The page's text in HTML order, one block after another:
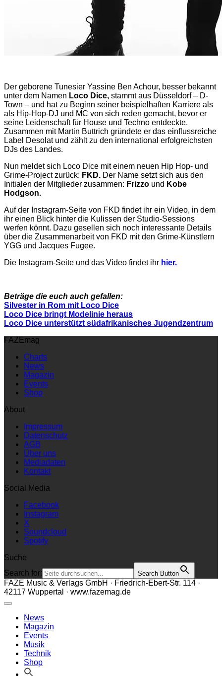
Der geborene Tunesier Yassine Ben Achour, besser bekannt
unter dem Namen Loco Dice, stammt aus Düsseldorf – D-
Town – und hat zu Beginn seiner beispielhaften Karriere als
als Hip-Hop-DJ und MC von sich reden gemacht, bevor er
seine Leidenschaft für House und Techno entdeckte.
Zusammen mit Martin Buttrich gründete er das einflussreiche
Label Desolat und zählt zu den international erfolgreichsten
DJs des Landes.
Nun meldet sich Loco Dice mit einem neuen Hip Hop- und
Grime-Project zurück: FKD. Der Name setzt sich aus den
Initialen der Mitglieder zusammen: Frizzo und Kobe
Hodgson.
Auf der Instagram-Seite von FKD findet ihr ein Video, in dem
ihr einen Blick hinter die Kulissen der Studio-Sessions
werfen könnt. Dazu gesellen sich noch interessante Details
über die Zusammenarbeit von FKD mit den Grime-Künstlern
YGG und Jacques Fugee.
Die Instagram-Seite und das Video findet ihr hier.
Beträge die euch auch gefallen:
Silvester in Rom mit Loco Dice
Loco Dice bringt Modelinie heraus
Loco Dice unterstützt südafrikanisches Jugendzentrum
FAZEmag
Charts
News
Magazin
Events
Shop
About
Impressum
Datenschutz
AGB
Über uns
Mediadaten
Kontakt
Social Media
Facebook
Instagram
X
Soundcloud
Spotify
Suche
Search for:
Search Button
FAZE Music & Verlags GmbH · Friedrich-Ebert-Str. 114 ·
42117 Wuppertal · www.fazemag.de
News
Magazin
Events
Musik
Technik
Shop